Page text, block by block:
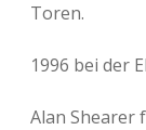
Toren.
1996 bei der
Alan Shearer